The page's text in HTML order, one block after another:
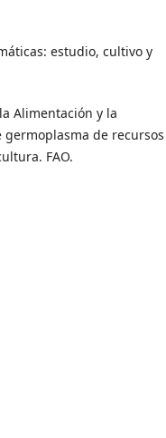
estudio, cultivo y
Alimentación y la
de recursos
FAO.